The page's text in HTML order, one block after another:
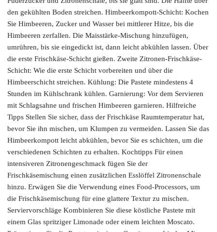
den gekühlten Boden streichen. Himbeerkompott-Schicht: Kochen
Sie Himbeeren, Zucker und Wasser bei mittlerer Hitze, bis die
Himbeeren zerfallen. Die Maisstärke-Mischung hinzufügen,
umrühren, bis sie eingedickt ist, dann leicht abkühlen lassen. Über
die erste Frischkäse-Schicht gießen. Zweite Zitronen-Frischkäse-
Schicht: Wie die erste Schicht vorbereiten und über die
Himbeerschicht streichen. Kühlung: Die Pastete mindestens 4
Stunden im Kühlschrank kühlen. Garnierung: Vor dem Servieren
mit Schlagsahne und frischen Himbeeren garnieren. Hilfreiche
Tipps Stellen Sie sicher, dass der Frischkäse Raumtemperatur hat,
bevor Sie ihn mischen, um Klumpen zu vermeiden. Lassen Sie das
Himbeerkompott leicht abkühlen, bevor Sie es schichten, um die
verschiedenen Schichten zu erhalten. Kochtipps Für einen
intensiveren Zitronengeschmack fügen Sie der
Frischkäsemischung einen zusätzlichen Esslöffel Zitronenschale
hinzu. Erwägen Sie die Verwendung eines Food-Processors, um
die Frischkäsemischung für eine glattere Textur zu mischen.
Serviervorschläge Kombinieren Sie diese köstliche Pastete mit
einem Glas spritziger Limonade oder einem leichten Moscato.